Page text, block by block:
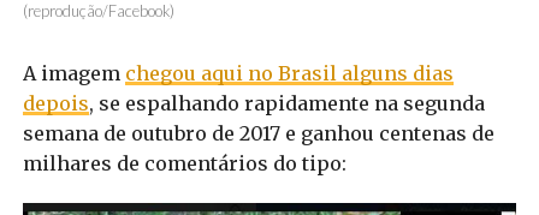
(reprodução/Facebook)
A imagem chegou aqui no Brasil alguns dias
depois, se espalhando rapidamente na segunda
semana de outubro de 2017 e ganhou centenas de
milhares de comentários do tipo: